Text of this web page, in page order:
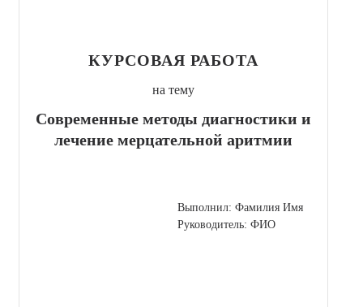
КУРСОВАЯ РАБОТА
на тему
Современные методы диагностики и
лечение мерцательной аритмии
Выполнил: Фамилия Имя
Руководитель: ФИО